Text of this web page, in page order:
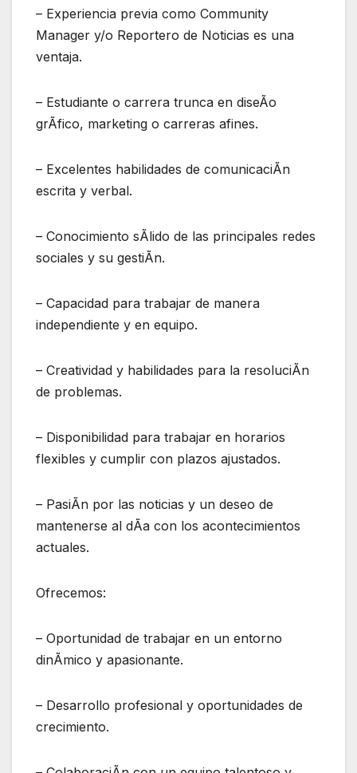
– Experiencia previa como Community
Manager y/o Reportero de Noticias es una
ventaja.
– Estudiante o carrera trunca en diseÃo
grÃfico, marketing o carreras afines.
– Excelentes habilidades de comunicaciÃn
escrita y verbal.
– Conocimiento sÃlido de las principales redes
sociales y su gestiÃn.
– Capacidad para trabajar de manera
independiente y en equipo.
– Creatividad y habilidades para la resoluciÃn
de problemas.
– Disponibilidad para trabajar en horarios
flexibles y cumplir con plazos ajustados.
– PasiÃn por las noticias y un deseo de
mantenerse al dÃa con los acontecimientos
actuales.
Ofrecemos:
– Oportunidad de trabajar en un entorno
dinÃmico y apasionante.
– Desarrollo profesional y oportunidades de
crecimiento.